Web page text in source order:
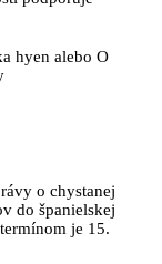
hyen alebo O
o chystanej
do španielskej
je 15.